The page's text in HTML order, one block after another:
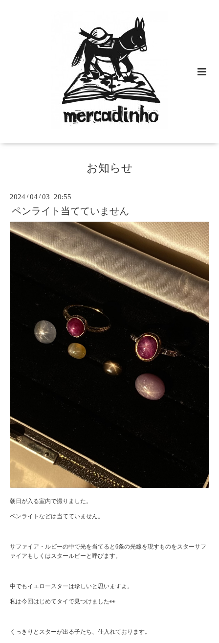
お知らせ
2024 /04 /03 20:55
ペンライト当てていません
朝日が入る室内で撮りました。
ペンライトなどは当てていません。
サファイア・ルビーの中で光を当てると6条の光線を現すものをスターサフ
ァイアもしくはスタールビーと呼びます。
中でもイエロースターは珍しいと思いますよ。
私は今回はじめてタイで見つけました👀
くっきりとスターが出る子たち、仕入れております。